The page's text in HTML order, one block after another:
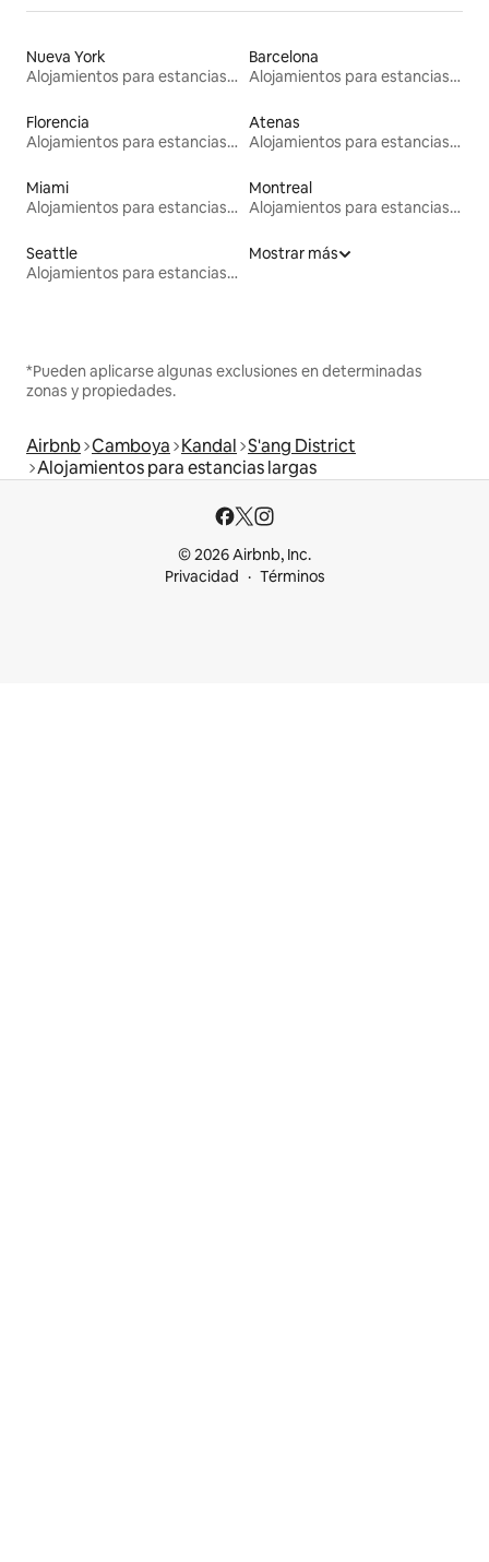
Nueva York
Alojamientos para estancias largas
Barcelona
Alojamientos para estancias largas
Florencia
Alojamientos para estancias largas
Atenas
Alojamientos para estancias largas
Miami
Alojamientos para estancias largas
Montreal
Alojamientos para estancias largas
Seattle
Alojamientos para estancias largas
Mostrar más
*Pueden aplicarse algunas exclusiones en determinadas
zonas y propiedades.
Airbnb Camboya Kandal S'ang District
Alojamientos para estancias largas
© 2026 Airbnb, Inc.
Privacidad
Términos